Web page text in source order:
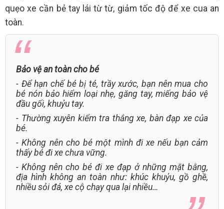
quẹo xe cần bẻ tay lái từ từ, giảm tốc độ để xe cua an
toàn.
Bảo vệ an toàn cho bé
- Để hạn chế bé bị té, trầy xước, bạn nên mua cho
bé nón bảo hiểm loại nhẹ, găng tay, miếng bảo vệ
đầu gối, khuỷu tay.
- Thường xuyên kiểm tra thắng xe, bàn đạp xe của
bé.
- Không nên cho bé một mình đi xe nếu bạn cảm
thấy bé đi xe chưa vững.
- Không nên cho bé đi xe đạp ở những mặt bằng,
địa hình không an toàn như: khúc khuỷu, gồ ghề,
nhiều sỏi đá, xe cộ chạy qua lại nhiều…